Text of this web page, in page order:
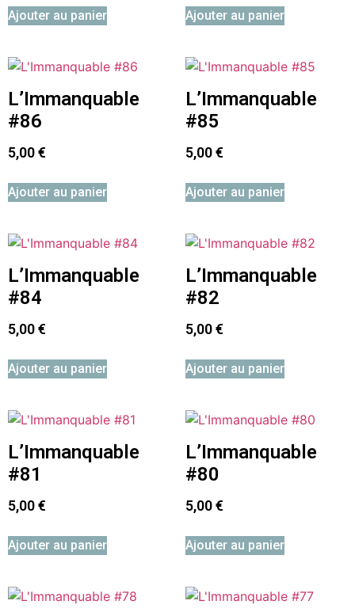
Ajouter au panier Ajouter au panier
L’Immanquable
#86
5,00€
Ajouter au panier
L’Immanquable
#85
5,00€
Ajouter au panier
L’Immanquable
#84
5,00€
Ajouter au panier
L’Immanquable
#82
5,00€
Ajouter au panier
L’Immanquable
#81
5,00€
Ajouter au panier
L’Immanquable
#80
5,00€
Ajouter au panier